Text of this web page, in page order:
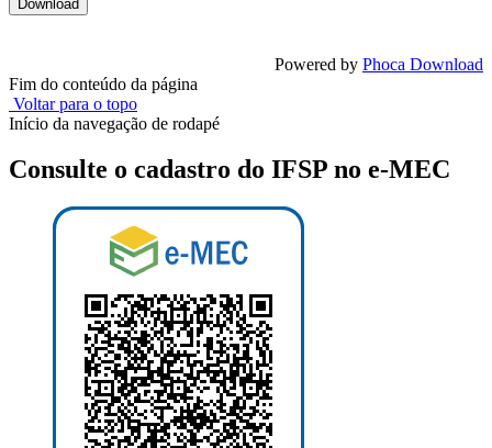
Powered by Phoca Download
Fim do conteúdo da página
Voltar para o topo
Início da navegação de rodapé
Consulte o cadastro do IFSP no e-MEC